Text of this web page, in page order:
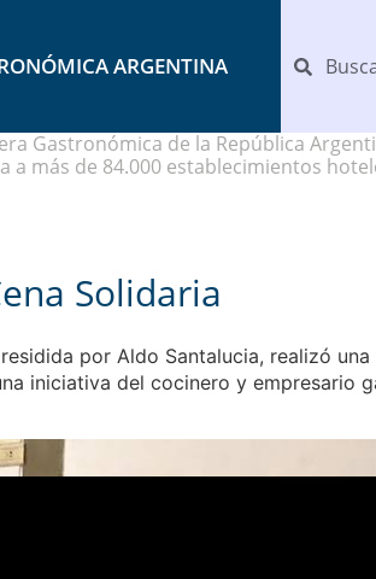
ARGENTINA
Gastronómica de la República
a más de 84.000 establecimientos
Solidaria
por Aldo Santalucia, realizó
iniciativa del cocinero y empresario